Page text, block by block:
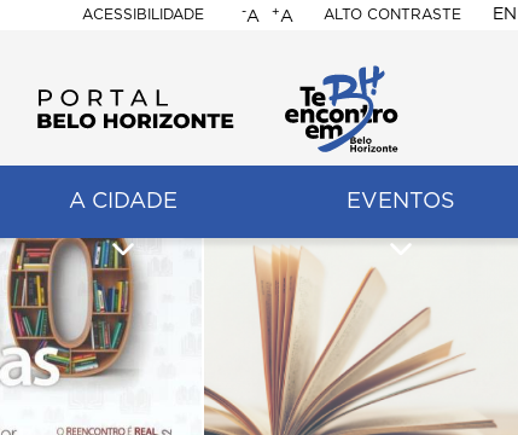
ACESSIBILIDADE
BELO
HORIZONTE
-A +A ALTO CONTRASTE EN
A CIDADE EVENTOS